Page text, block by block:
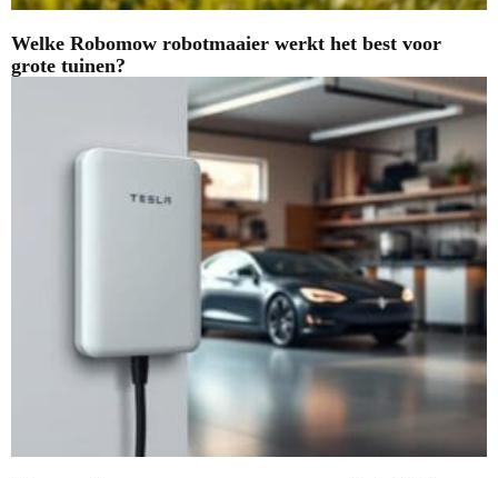
Welke Robomow robotmaaier werkt het best voor
grote tuinen?